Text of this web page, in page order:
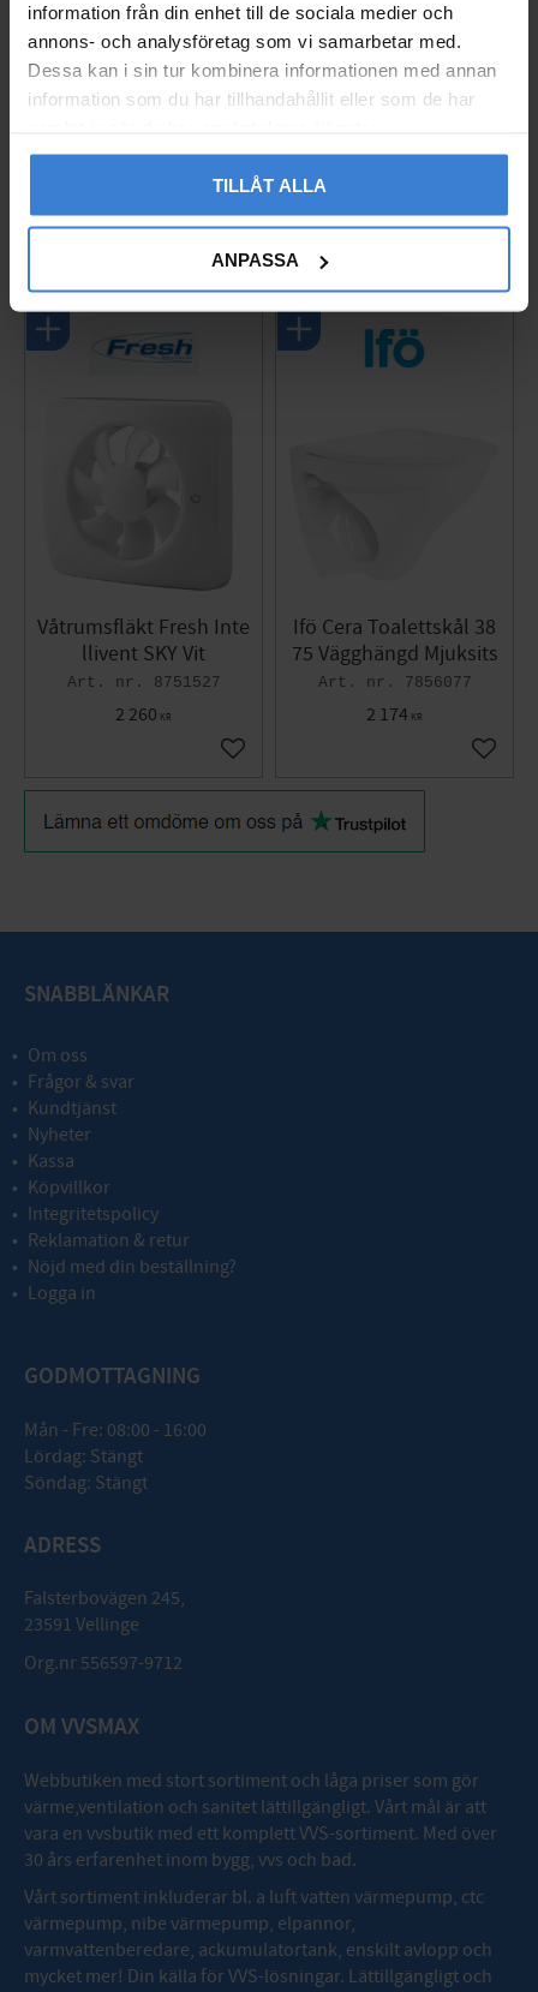
information från din enhet till de sociala medier och
annons- och analysföretag som vi samarbetar med.
Dessa kan i sin tur kombinera informationen med annan
information som du har tillhandahållit eller som de har
TILLÅT ALLA
ANPASSA
Lägg till i favoriter
260KR
Våtrumsfläkt Fresh Inte
llivent SKY Vit
8751527
2 260 KR
Lägg till i favoriter
Ifö Cera Toalettskål 38
75 Vägghängd Mjuksits
7856077
2 174 KR
Lägg
SNABBLÄNKAR
Om oss
Frågor & svar
Kundtjänst
Nyheter
Kassa
Köpvillkor
Integritetspolicy
Reklamation & retur
Nöjd med din beställning?
Logga in
GODMOTTAGNING
Mån - Fre: 08:00 - 16:00
Lördag: Stängt
Söndag: Stängt
ADRESS
Falsterbovägen 245,
23591 Vellinge
Org.nr 556597-9712
OM VVSMAX
Webbutiken med stort sortiment och låga priser som gör
värme,ventilation och sanitet lättillgängligt. Vårt mål är att
vara en vvsbutik med ett komplett VVS-sortiment. Med över
30 års erfarenhet inom bygg, vvs och bad.
Vårt sortiment inkluderar bl. a luft vatten värmepump, ctc
värmepump, nibe värmepump, elpannor,
varmvattenberedare, ackumulatortank, enskilt avlopp och
mycket mer! Din källa för VVS-lösningar. Lättillgängligt och